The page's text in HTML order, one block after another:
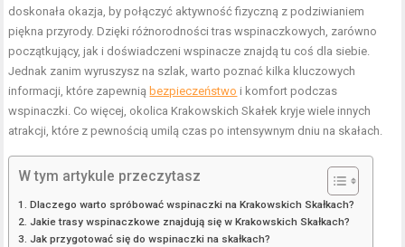
doskonała okazja, by połączyć aktywność fizyczną z podziwianiem
piękna przyrody. Dzięki różnorodności tras wspinaczkowych, zarówno
początkujący, jak i doświadczeni wspinacze znajdą tu coś dla siebie.
Jednak zanim wyruszysz na szlak, warto poznać kilka kluczowych
informacji, które zapewnią bezpieczeństwo i komfort podczas
wspinaczki. Co więcej, okolica Krakowskich Skałek kryje wiele innych
atrakcji, które z pewnością umilą czas po intensywnym dniu na skałach.
W tym artykule przeczytasz
Dlaczego warto spróbować wspinaczki na Krakowskich Skałkach?
Jakie trasy wspinaczkowe znajdują się w Krakowskich Skałkach?
Jak przygotować się do wspinaczki na skałkach?